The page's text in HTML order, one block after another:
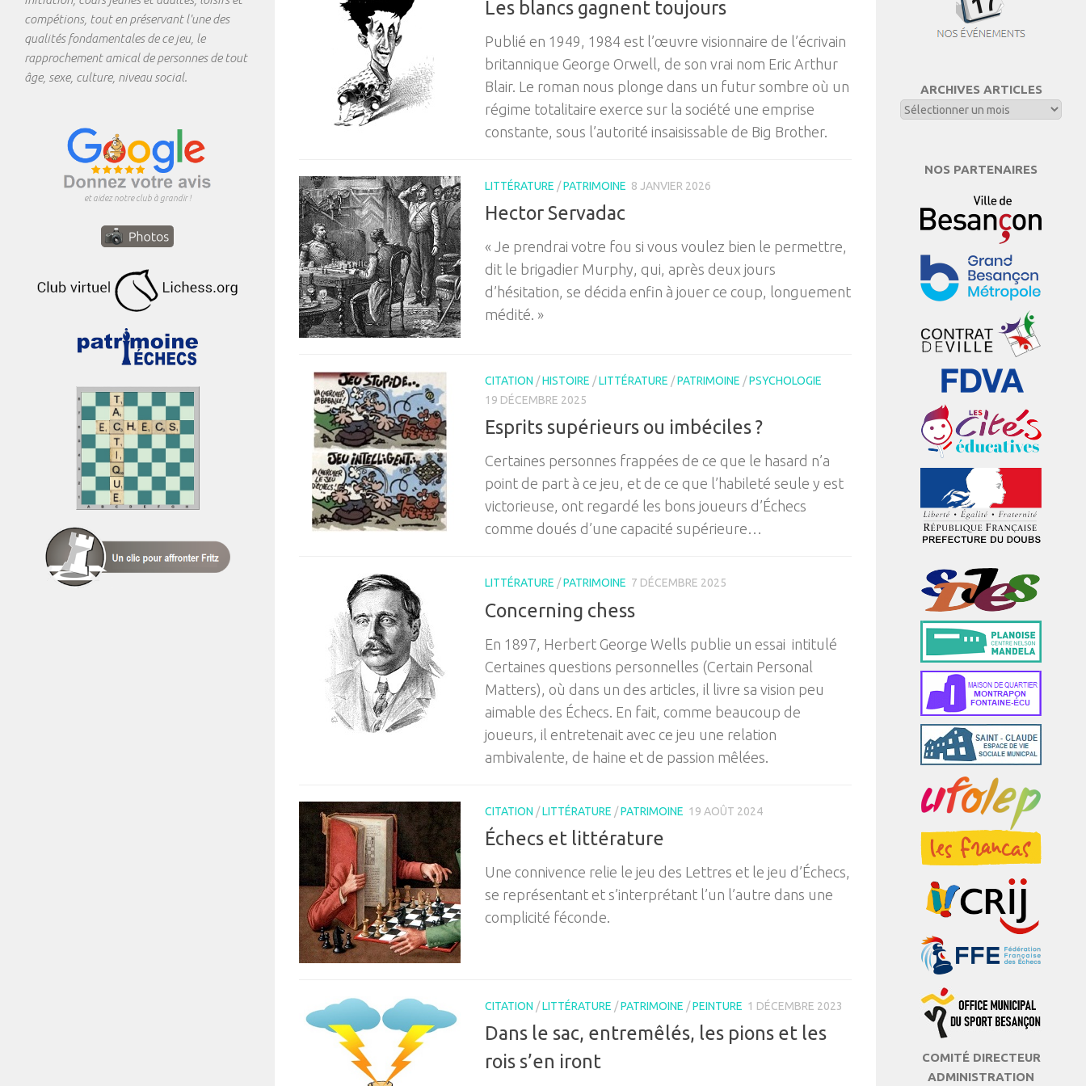
Les blancs gagnent toujours
Publié en 1949, 1984 est l’œuvre visionnaire de l’écrivain
britannique George Orwell, de son vrai nom Eric Arthur
Blair. Le roman nous plonge dans un futur sombre où un
régime totalitaire exerce sur la société une emprise
constante, sous l’autorité insaisissable de Big Brother.
LITTÉRATURE /PATRIMOINE 8 JANVIER 2026
Hector Servadac
« Je prendrai votre fou si vous voulez bien le permettre,
dit le brigadier Murphy, qui, après deux jours
d’hésitation, se décida enfin à jouer ce coup, longuement
médité. »
CITATION /HISTOIRE /LITTÉRATURE /PATRIMOINE /PSYCHOLOGIE
19 DÉCEMBRE 2025
Esprits supérieurs ou imbéciles ?
Certaines personnes frappées de ce que le hasard n’a
point de part à ce jeu, et de ce que l’habileté seule y est
victorieuse, ont regardé les bons joueurs d’Échecs
comme doués d’une capacité supérieure…
LITTÉRATURE /PATRIMOINE 7 DÉCEMBRE 2025
Concerning chess
En 1897, Herbert George Wells publie un essai intitulé
Certaines questions personnelles (Certain Personal
Matters), où dans un des articles, il livre sa vision peu
aimable des Échecs. En fait, comme beaucoup de
joueurs, il entretenait avec ce jeu une relation
ambivalente, de haine et de passion mêlées.
CITATION /LITTÉRATURE /PATRIMOINE 19 AOÛT 2024
Échecs et littérature
Une connivence relie le jeu des Lettres et le jeu d’Échecs,
se représentant et s’interprétant l’un l’autre dans une
complicité féconde.
CITATION /LITTÉRATURE /PATRIMOINE /PEINTURE 1 DÉCEMBRE 2023
Dans le sac, entremêlés, les pions et les
rois s’en iront
compétions, tout en préservant l'une des
qualités fondamentales de ce jeu, le
rapprochement amical de personnes de tout
âge, sexe, culture, niveau social.
et aidez notre club à grandir !
ARCHIVES ARTICLES
NOS PARTENAIRES
COMITÉ DIRECTEUR
ADMINISTRATION